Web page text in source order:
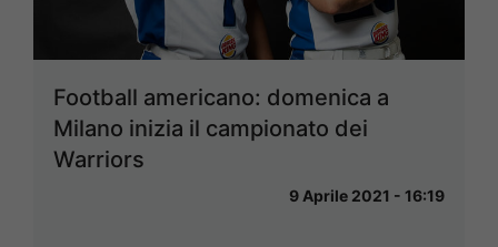
Football americano: domenica a
Milano inizia il campionato dei
Warriors
9 Aprile 2021 - 16:19